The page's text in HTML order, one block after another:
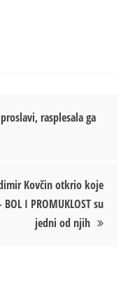
rasplesala ga
Kovčin otkrio koje
I PROMUKLOST su
jedni od njih